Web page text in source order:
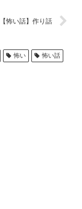
【怖い話】作り話
怖い
怖い話